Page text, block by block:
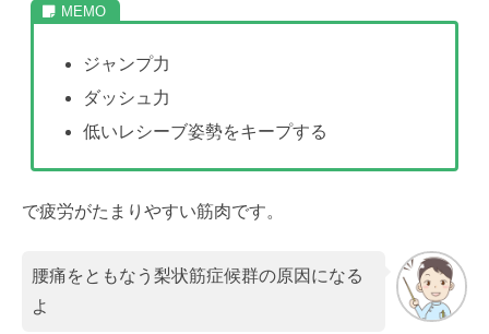
ジャンプ力
ダッシュ力
低いレシーブ姿勢をキープする
で疲労がたまりやすい筋肉です。
腰痛をともなう梨状筋症候群の原因になる
よ